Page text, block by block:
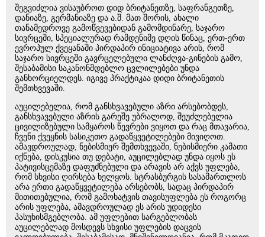
შეგვიძლია ვისაუბროთ დიდ ბრიტანეთზე, საფრანგეთზე,
დანიაზე, გერმანიაზე და ა.შ. მათ შორის, ახალი
თანამედროვე გამოწვევებიდან გამომდინარე, საჯარო
სივრცეში, სპეციალურად რამდენიმე დღის წინაც, ერთ-ერთ
ევროპულ ქვეყანაში პირდაპირ ინიციატივა არის, რომ
საჯარო სივრცეში გავრცელებული ლანძღვა-გინების გამო,
შესაბამისი საკანონმდებლო ცვლილებები უნდა
განხორციელდეს. იგივე პრაქტიკაა დიდი ბრიტანეთის
შემთხვევაში.
აუცილებელია, რომ განსხვავებული აზრი არსებობდეს,
განსხვავებული აზრის გარეშე უბრალოდ, შეუძლებელია
ცივილიზებული სამყაროს წევრები ვიყოთ და რაც მთავარია,
ჩვენი ქვეყნის სასიკეთო გადაწყვეტილებები მივიღოთ.
ამავდროულად, ნებისმიერ შემთხვევაში, ნებისმიერი კამათი
იქნება, დისკუსია თუ დებატი, აუცილებლად უნდა იყოს ეს
პატივისცემაზე დაფუძნებული და არავის არ აქვს უფლება,
რომ სხვისი ღირსება ხელყოს. სტრასბურგის სასამართლოს
არა ერთი გადაწყვეტილება არსებობს, სადაც პირდაპირ
მითითებულია, რომ გამოხატვის თავისუფლება ეს როგორც
არის უფლება, ამავდროულად ეს არის უდიდესი
პასუხისმგებლობა. ამ უფლებით სარგებლობას
აუცილებლად მოსდევს სხვისი უფლების დაცვის